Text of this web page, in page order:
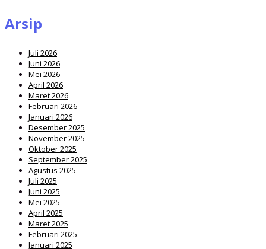
Arsip
Juli 2026
Juni 2026
Mei 2026
April 2026
Maret 2026
Februari 2026
Januari 2026
Desember 2025
November 2025
Oktober 2025
September 2025
Agustus 2025
Juli 2025
Juni 2025
Mei 2025
April 2025
Maret 2025
Februari 2025
Januari 2025